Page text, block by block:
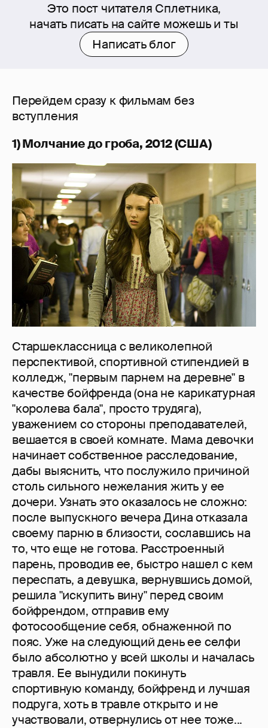
Это пост читателя Сплетника,
начать писать на сайте можешь и ты
Написать блог
Перейдем сразу к фильмам без
вступления
1) Молчание до гроба, 2012 (США)
Старшеклассница с великолепной
перспективой, спортивной стипендией в
колледж, "первым парнем на деревне" в
качестве бойфренда (она не карикатурная
"королева бала", просто трудяга),
уважением со стороны преподавателей,
вешается в своей комнате. Мама девочки
начинает собственное расследование,
дабы выяснить, что послужило причиной
столь сильного нежелания жить у ее
дочери. Узнать это оказалось не сложно:
после выпускного вечера Дина отказала
своему парню в близости, сославшись на
то, что еще не готова. Расстроенный
парень, проводив ее, быстро нашел с кем
переспать, а девушка, вернувшись домой,
решила "искупить вину" перед своим
бойфрендом, отправив ему
фотосообщение себя, обнаженной по
пояс. Уже на следующий день ее селфи
было абсолютно у всей школы и началась
травля. Ее вынудили покинуть
спортивную команду, бойфренд и лучшая
подруга, хоть в травле открыто и не
участвовали, отвернулись от нее тоже...